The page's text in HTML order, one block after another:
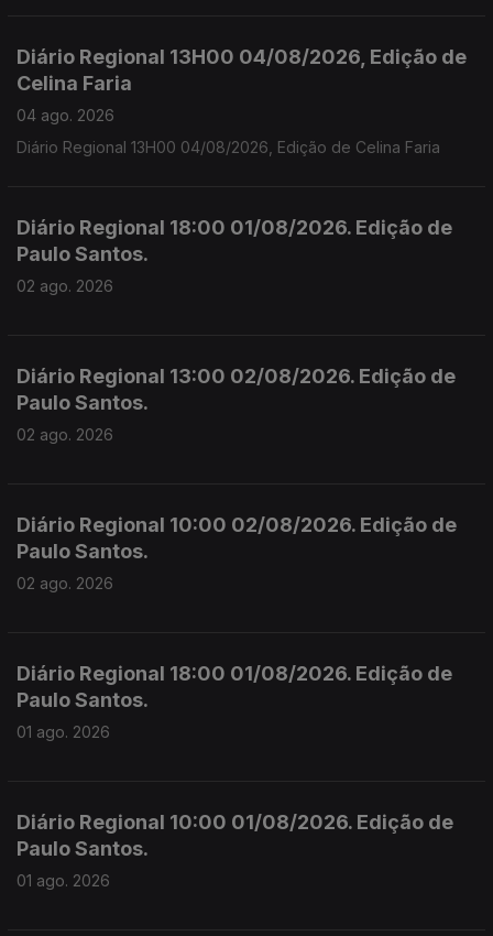
Diário Regional 13H00 04/08/2026, Edição de
Celina Faria
04 ago. 2026
Diário Regional 13H00 04/08/2026, Edição de Celina Faria
Diário Regional 18:00 01/08/2026. Edição de
Paulo Santos.
02 ago. 2026
Diário Regional 13:00 02/08/2026. Edição de
Paulo Santos.
02 ago. 2026
Diário Regional 10:00 02/08/2026. Edição de
Paulo Santos.
02 ago. 2026
Diário Regional 18:00 01/08/2026. Edição de
Paulo Santos.
01 ago. 2026
Diário Regional 10:00 01/08/2026. Edição de
Paulo Santos.
01 ago. 2026